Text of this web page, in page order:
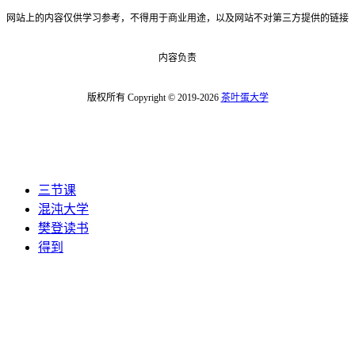
网站上的内容仅供学习参考，不得用于商业用途，以及网站不对第三方提供的链接
内容负责
版权所有 Copyright © 2019-2026 茶叶蛋大学
三节课
混沌大学
樊登读书
得到